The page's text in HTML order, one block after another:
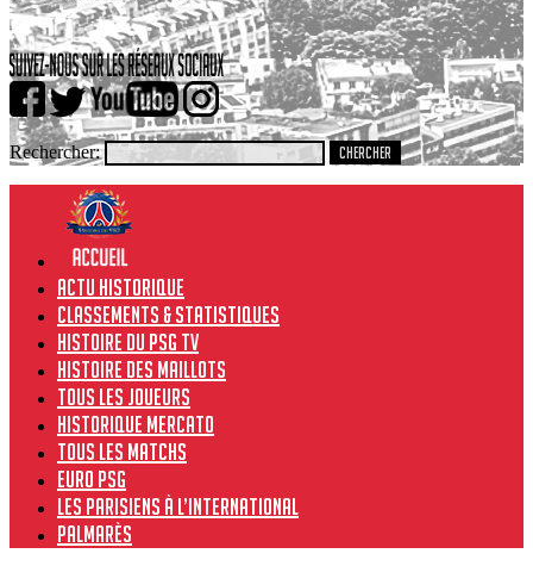
Rechercher:
Actu historique
Classements & Statistiques
Histoire du PSG TV
Histoire des maillots
Tous les joueurs
Historique Mercato
Tous les matchs
Euro PSG
Les Parisiens à l’international
Palmarès